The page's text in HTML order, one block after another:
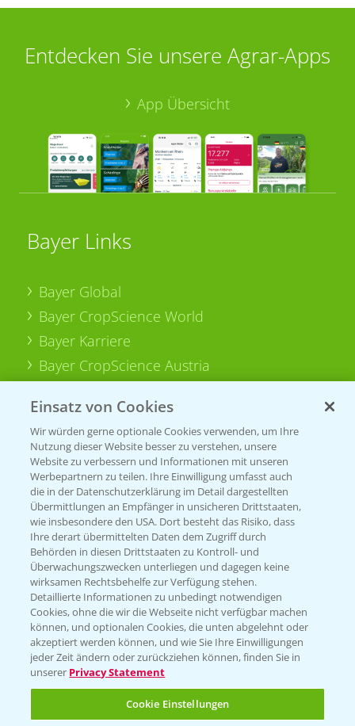
Entdecken Sie unsere Agrar-Apps
App Übersicht
Bayer Links
Bayer Global
Bayer CropScience World
Bayer Karriere
Bayer CropScience Austria
Presse
Vegetables Deutschland
Infos
LINKS
Apps
Wetter Aktuell
BROSCHÜREN
Ackerbau
Saatgut
Sonderkulturen
Einsatz von Cookies
Wir würden gerne optionale Cookies verwenden, um Ihre
Nutzung dieser Website besser zu verstehen, unsere
Website zu verbessern und Informationen mit unseren
Werbepartnern zu teilen. Ihre Einwilligung umfasst auch
die in der Datenschutzerklärung im Detail dargestellten
Übermittlungen an Empfänger in unsicheren Drittstaaten,
wie insbesondere den USA. Dort besteht das Risiko, dass
Ihre derart übermittelten Daten dem Zugriff durch
Behörden in diesen Drittstaaten zu Kontroll- und
Überwachungszwecken unterliegen und dagegen keine
wirksamen Rechtsbehelfe zur Verfügung stehen.
Detaillierte Informationen zu unbedingt notwendigen
Cookies, ohne die wir die Webseite nicht verfügbar machen
können, und optionalen Cookies, die unten abgelehnt oder
akzeptiert werden können, und wie Sie Ihre Einwilligungen
jeder Zeit ändern oder zurückziehen können, finden Sie in
unserer Privacy Statement
Cookie Einstellungen